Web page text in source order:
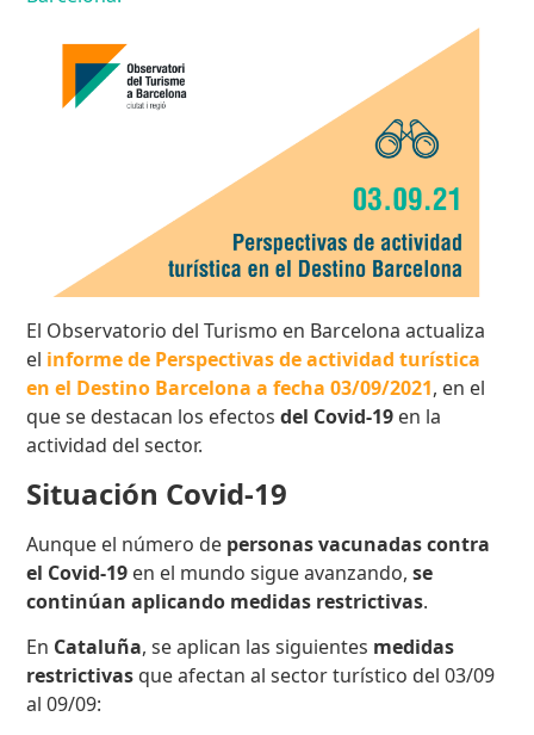
El Observatorio del Turismo en Barcelona actualiza
el informe de Perspectivas de actividad turística
en el Destino Barcelona a fecha 03/09/2021, en el
que se destacan los efectosdel Covid-19 en la
actividad del sector.
Situación Covid-19
Aunque el número de personas vacunadas contra
el Covid-19 en el mundo sigue avanzando,se
continúan aplicando medidas restrictivas.
En Cataluña, se aplican las siguientes medidas
restrictivas que afectan al sector turístico del 03/09
al 09/09: